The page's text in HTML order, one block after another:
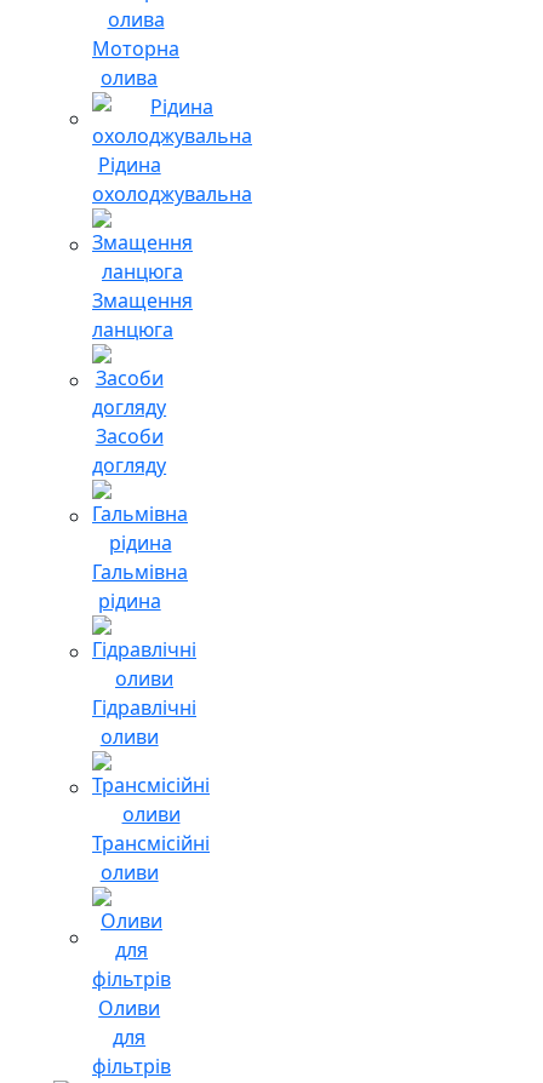
Моторна
олива
Рідина
охолоджувальна
Змащення
ланцюга
Засоби
догляду
Гальмівна
рідина
Гідравлічні
оливи
Трансмісійні
оливи
Оливи
для
фільтрів